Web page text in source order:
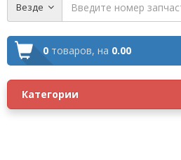
Везде
0 товаров, на 0.00
Категории